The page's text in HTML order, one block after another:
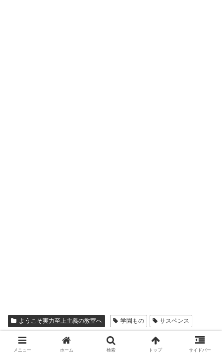
ようこそ実力至上主義の教室へ 学園もの サスペンス
シェアする
メニュー ホーム 検索 トップ サイドバー